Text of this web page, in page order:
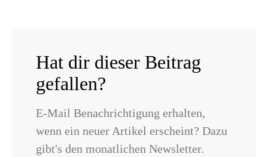
Hat dir dieser Beitrag
gefallen?
E-Mail Benachrichtigung erhalten,
wenn ein neuer Artikel erscheint? Dazu
gibt's den monatlichen Newsletter.